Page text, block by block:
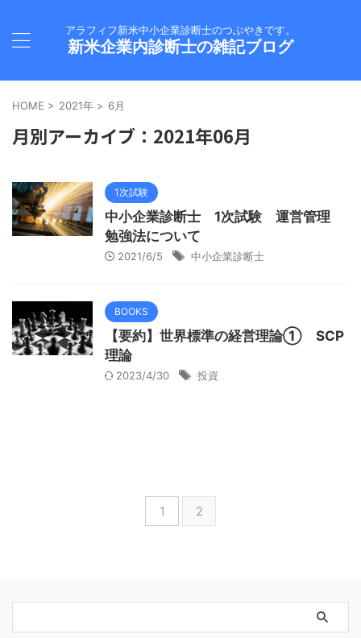
アラフィフ新米中小企業診断士のつぶやきです。
新米企業内診断士の雑記ブログ
HOME > 2021年 > 6月
月別アーカイブ：2021年06月
1次試験
中小企業診断士 1次試験 運営管理
勉強法について
2021/6/5 中小企業診断士
BOOKS
【要約】世界標準の経営理論① SCP
理論
2023/4/30 投資
1 2